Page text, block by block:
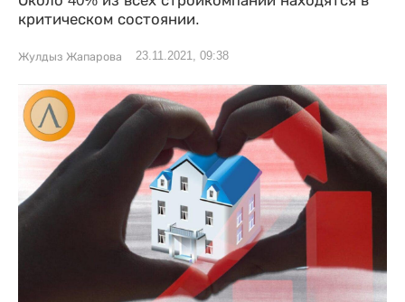
критическом состоянии.
Жулдыз Жапарова 23.11.2021, 09:38